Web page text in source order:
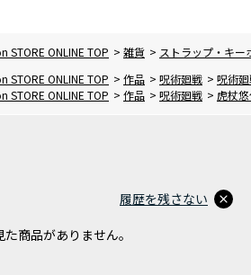
STORE ONLINE TOP > 雑貨 > ストラップ・キー
STORE ONLINE TOP > 作品 > 呪術廻戦 > 呪術
STORE ONLINE TOP > 作品 > 呪術廻戦 > 虎杖
商品がありません。
履歴を残さない